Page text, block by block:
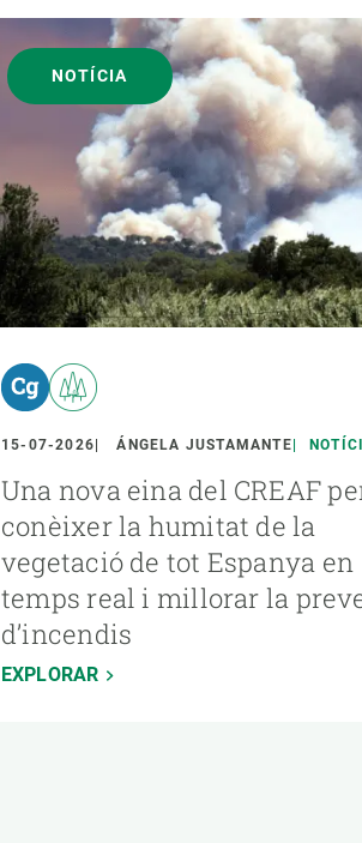
NOTÍCIA
15-07-2026 ÁNGELA JUSTAMANTE
Una nova eina del CREAF
conèixer la humitat de la
vegetació de tot Espanya en
temps real i millorar la
d’incendis
EXPLORAR